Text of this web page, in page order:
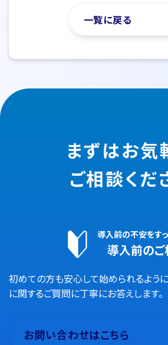
一覧に戻る
まずはお気
ご相談くだ
導入前の不安をす
導入前の
初めての方も安心して始められるよう
に関するご質問に丁寧にお答えします。
お問い合わせはこちら